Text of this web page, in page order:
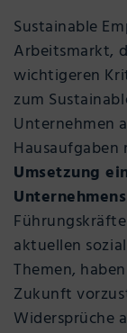
Sustainable
Arbeitsmarkt,
wichtigeren
zum
Unternehmen
Hausaufgaben
Umsetzung
aktuellen
Themen,
Zukunft
Widersprüche